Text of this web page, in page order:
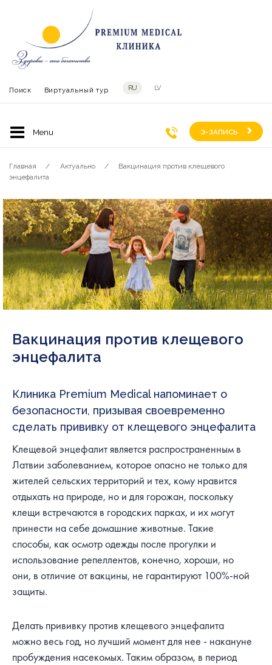
Поиск Виртуальный тур RU LV
Э-ЗАПИСЬ
Главная Актуально
Вакцинация против клещевого
энцефалита
Вакцинация против клещевого
энцефалита
Клиника Premium Medical напоминает о
безопасности, призывая своевременно
сделать прививку от клещевого энцефалита
Клещевой энцефалит является распространенным в
Латвии заболеванием, которое опасно не только для
жителей сельских территорий и тех, кому нравится
отдыхать на природе, но и для горожан, поскольку
клещи встречаются в городских парках, и их могут
принести на себе домашние животные. Такие
способы, как осмотр одежды после прогулки и
использование репеллентов, конечно, хороши, но
они, в отличие от вакцины, не гарантируют 100%-ной
защиты.
Делать прививку против клещевого энцефалита
можно весь год, но лучший момент для нее - накануне
пробуждения насекомых. Таким образом, в период